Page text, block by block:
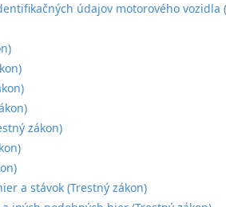
údajov motorového vozidla
zákon)
a stávok (Trestný zákon)